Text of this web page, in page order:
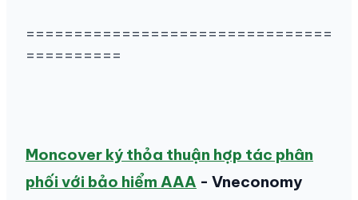
================================
==========
Moncover ký thỏa thuận hợp tác phân
phối với bảo hiểm AAA - Vneconomy